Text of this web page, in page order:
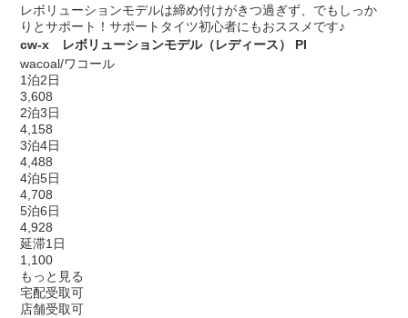
レボリューションモデルは締め付けがきつ過ぎず、でもしっか
りとサポート！サポートタイツ初心者にもおススメです♪
cw-x レボリューションモデル（レディース） PI
wacoal/ワコール
1泊2日
3,608
2泊3日
4,158
3泊4日
4,488
4泊5日
4,708
5泊6日
4,928
延滞1日
1,100
もっと見る
宅配受取可
店舗受取可